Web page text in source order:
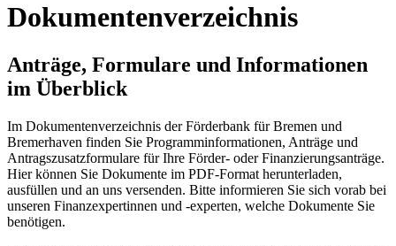
Dokumentenverzeichnis
Anträge, Formulare und Informationen
im Überblick
Im Dokumentenverzeichnis der Förderbank für Bremen und
Bremerhaven finden Sie Programminformationen, Anträge und
Antragszusatzformulare für Ihre Förder- oder Finanzierungsanträge.
Hier können Sie Dokumente im PDF-Format herunterladen,
ausfüllen und an uns versenden. Bitte informieren Sie sich vorab bei
unseren Finanzexpertinnen und -experten, welche Dokumente Sie
benötigen.